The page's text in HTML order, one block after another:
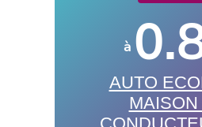
à
AUTO
MAISON